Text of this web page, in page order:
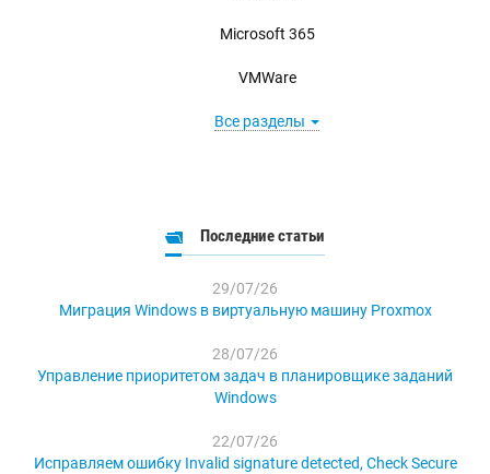
Microsoft 365
VMWare
Все разделы
Последние статьи
29/07/26
Миграция Windows в виртуальную машину Proxmox
28/07/26
Управление приоритетом задач в планировщике заданий
Windows
22/07/26
Исправляем ошибку Invalid signature detected, Check Secure